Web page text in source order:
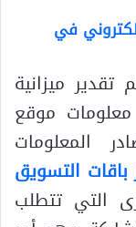
في
تقدير ميزانية
موقع
المعلومات
باقات التسويق
التي تتطلب